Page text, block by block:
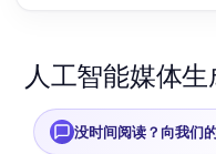
人工智能媒体生
没时间阅读？向我们